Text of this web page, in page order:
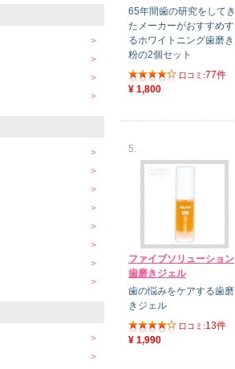
65年間歯の研究をしてき
たメーカーがおすすめす
るホワイトニング歯磨き
粉の2個セット
口コミ:77件
¥ 1,800
5.
ファイブソリューション
歯磨きジェル
歯の悩みをケアする歯磨
きジェル
口コミ:13件
¥ 1,990